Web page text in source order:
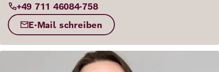
+49 711 46084-758
E-Mail schreiben